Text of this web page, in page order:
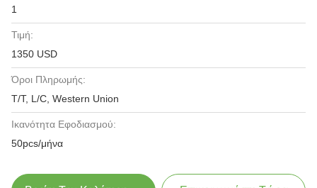
1
Τιμή:
1350 USD
Όροι Πληρωμής:
T/T, L/C, Western Union
Ικανότητα Εφοδιασμού:
50pcs/μήνα